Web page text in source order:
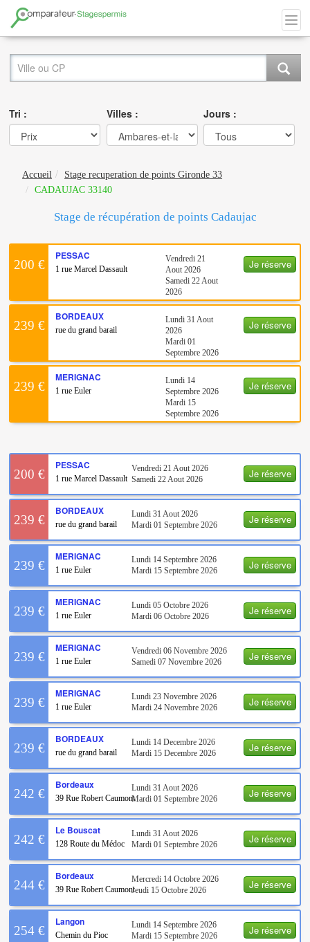
Tri : Villes : Jours :
Accueil
Stage recuperation de points Gironde 33
CADAUJAC 33140
Stage de récupération de points Cadaujac
Je réserve
200 €
PESSAC
1 rue Marcel Dassault
Vendredi 21
Aout 2026
Samedi 22 Aout
2026
Je réserve
239 €
BORDEAUX
rue du grand barail
Lundi 31 Aout
2026
Mardi 01
Septembre 2026
Je réserve
239 €
MERIGNAC
1 rue Euler
Lundi 14
Septembre 2026
Mardi 15
Septembre 2026
Je réserve
200 €
PESSAC
1 rue Marcel Dassault
Vendredi 21 Aout 2026
Samedi 22 Aout 2026
Je réserve
239 €
BORDEAUX
rue du grand barail
Lundi 31 Aout 2026
Mardi 01 Septembre 2026
Je réserve
239 €
MERIGNAC
1 rue Euler
Lundi 14 Septembre 2026
Mardi 15 Septembre 2026
Je réserve
239 €
MERIGNAC
1 rue Euler
Lundi 05 Octobre 2026
Mardi 06 Octobre 2026
Je réserve
239 €
MERIGNAC
1 rue Euler
Vendredi 06 Novembre 2026
Samedi 07 Novembre 2026
Je réserve
239 €
MERIGNAC
1 rue Euler
Lundi 23 Novembre 2026
Mardi 24 Novembre 2026
Je réserve
239 €
BORDEAUX
rue du grand barail
Lundi 14 Decembre 2026
Mardi 15 Decembre 2026
Je réserve
242 €
Bordeaux
39 Rue Robert Caumont
Lundi 31 Aout 2026
Mardi 01 Septembre 2026
Je réserve
242 €
Le Bouscat
128 Route du Médoc
Lundi 31 Aout 2026
Mardi 01 Septembre 2026
Je réserve
244 €
Bordeaux
39 Rue Robert Caumont
Mercredi 14 Octobre 2026
Jeudi 15 Octobre 2026
Je réserve
254 €
Langon
Chemin du Pioc
Lundi 14 Septembre 2026
Mardi 15 Septembre 2026